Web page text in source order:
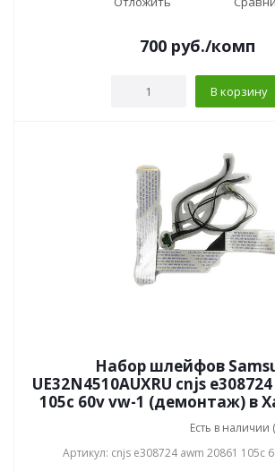
700 руб./комп
В корзину
Набор шлейфов
UE32N4510AUXRU cnjs
105c 60v vw-1 (демонтаж) в
Есть в наличии
Артикул: cnjs e308724 awm 20861 105c